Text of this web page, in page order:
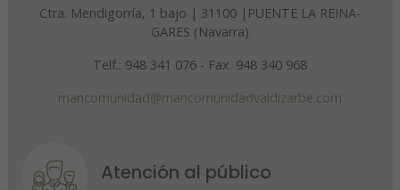
Ctra. Mendigorría, 1 bajo | 31100 |PUENTE LA REINA-
GARES (Navarra)
Telf.: 948 341 076 - Fax. 948 340 968
mancomunidad@mancomunidadvaldizarbe.com
Atención al público